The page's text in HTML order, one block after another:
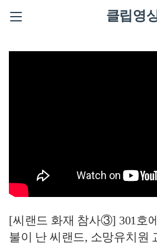
클립영
[씨랜드 화재 참사③] 301호
불이 난 씨랜드, 소망유치원